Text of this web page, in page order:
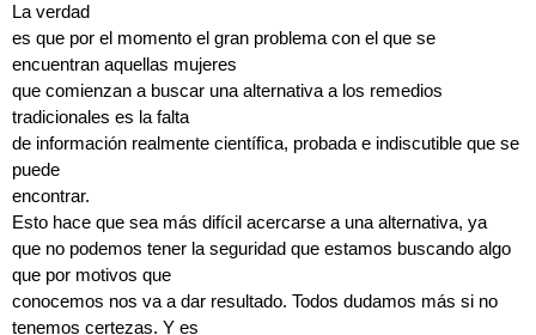
La verdad
es que por el momento el gran problema con el que se
encuentran aquellas mujeres
que comienzan a buscar una alternativa a los remedios
tradicionales es la falta
de información realmente científica, probada e indiscutible que se
puede
encontrar.
Esto hace que sea más difícil acercarse a una alternativa, ya
que no podemos tener la seguridad que estamos buscando algo
que por motivos que
conocemos nos va a dar resultado. Todos dudamos más si no
tenemos certezas. Y es